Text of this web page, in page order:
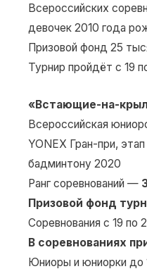
Всероссийских
девочек 2010 года
Призовой фонд 25
Турнир пройдёт с 19
«Встающие-на-
Всероссийская
YONEX Гран-при,
бадминтону 2020
Ранг соревнований —
Призовой фонд
Соревнования с 19 по
В соревнованиях
Юниоры и юниорки до